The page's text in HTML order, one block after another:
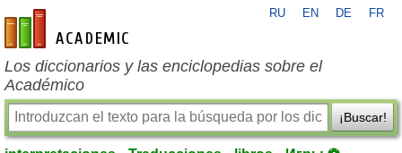
es-academic.com
RU EN DE FR
Los diccionarios y las enciclopedias sobre el
Académico
¡Buscar!